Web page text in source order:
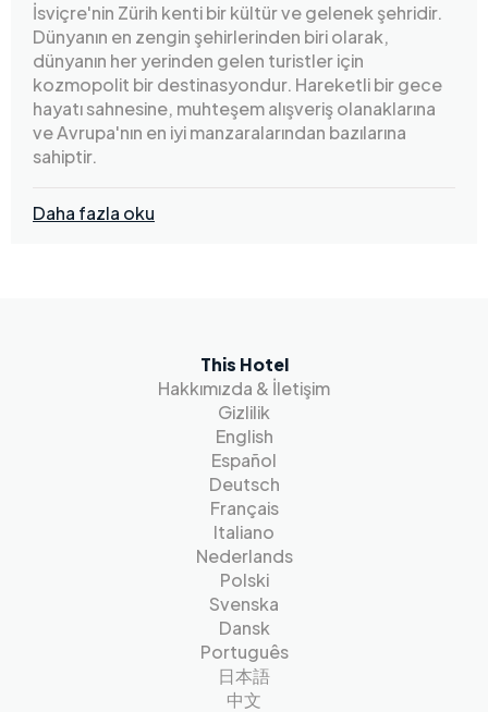
İsviçre'nin Zürih kenti bir kültür ve gelenek şehridir.
Dünyanın en zengin şehirlerinden biri olarak,
dünyanın her yerinden gelen turistler için
kozmopolit bir destinasyondur. Hareketli bir gece
hayatı sahnesine, muhteşem alışveriş olanaklarına
ve Avrupa'nın en iyi manzaralarından bazılarına
sahiptir.
Daha fazla oku
This Hotel
Hakkımızda & İletişim
Gizlilik
English
Español
Deutsch
Français
Italiano
Nederlands
Polski
Svenska
Dansk
Português
日本語
中文